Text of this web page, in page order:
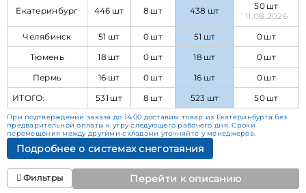
Екатеринбург 446 шт 8 шт 438 шт
50 шт
11.08.2026
Челябинск
51 шт 0 шт 51 шт
0 шт
Тюмень
18 шт 0 шт 18 шт
0 шт
Пермь
16 шт 0 шт 16 шт
0 шт
ИТОГО:
531 шт 8 шт 523 шт 50 шт
При подтверждении заказа до 14:00 доставим товар из Екатеринбурга без
предварительной оплаты к утру следующего рабочего дня. Сроки
перемещения между другими складами уточняйте у менеджеров.
Подробнее о системах снеготаяния
Фильтры Перейти к описанию